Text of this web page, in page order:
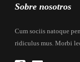
Sobre nosotros
Cum sociis natoque
ridiculus mus. Morbi